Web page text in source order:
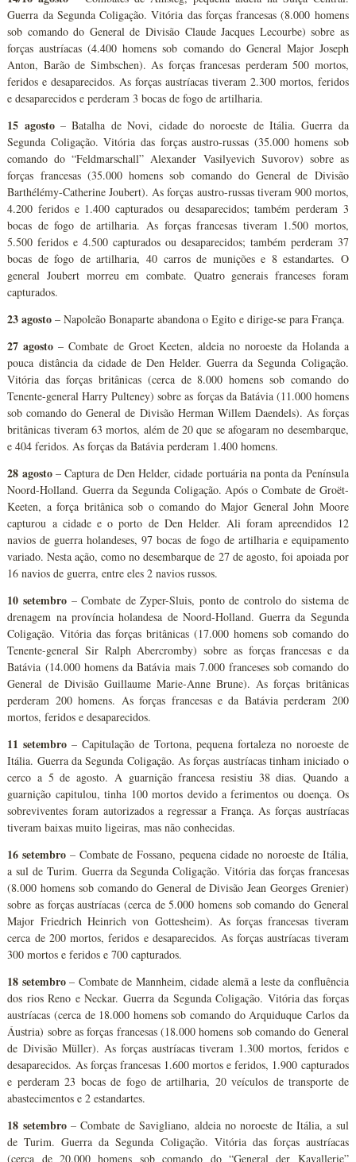
Guerra da Segunda Coligação. Vitória das forças francesas (8.000 homens
sob comando do General de Divisão Claude Jacques Lecourbe) sobre as
forças austríacas (4.400 homens sob comando do General Major Joseph
Anton, Barão de Simbschen). As forças francesas perderam 500 mortos,
feridos e desaparecidos. As forças austríacas tiveram 2.300 mortos, feridos
e desaparecidos e perderam 3 bocas de fogo de artilharia.
15 agosto– Batalha de Novi, cidade do noroeste de Itália. Guerra da
Segunda Coligação. Vitória das forças austro-russas (35.000 homens sob
comando do “Feldmarschall” Alexander Vasilyevich Suvorov) sobre as
forças francesas (35.000 homens sob comando do General de Divisão
Barthélémy-Catherine Joubert). As forças austro-russas tiveram 900 mortos,
4.200 feridos e 1.400 capturados ou desaparecidos; também perderam 3
bocas de fogo de artilharia. As forças francesas tiveram 1.500 mortos,
5.500 feridos e 4.500 capturados ou desaparecidos; também perderam 37
bocas de fogo de artilharia, 40 carros de munições e 8 estandartes. O
general Joubert morreu em combate. Quatro generais franceses foram
capturados.
23 agosto – Napoleão Bonaparte abandona o Egito e dirige-se para França.
27 agosto – Combate de Groet Keeten, aldeia no noroeste da Holanda a
pouca distância da cidade de Den Helder. Guerra da Segunda Coligação.
Vitória das forças britânicas (cerca de 8.000 homens sob comando do
Tenente-general Harry Pulteney) sobre as forças da Batávia (11.000 homens
sob comando do General de Divisão Herman Willem Daendels). As forças
britânicas tiveram 63 mortos, além de 20 que se afogaram no desembarque,
e 404 feridos. As forças da Batávia perderam 1.400 homens.
28 agosto– Captura de Den Helder, cidade portuária na ponta da Península
Noord-Holland. Guerra da Segunda Coligação. Após o Combate de Groët-
Keeten, a força britânica sob o comando do Major General John Moore
capturou a cidade e o porto de Den Helder. Ali foram apreendidos 12
navios de guerra holandeses, 97 bocas de fogo de artilharia e equipamento
variado. Nesta ação, como no desembarque de 27 de agosto, foi apoiada por
16 navios de guerra, entre eles 2 navios russos.
10 setembro – Combate de Zyper-Sluis, ponto de controlo do sistema de
drenagem na província holandesa de Noord-Holland. Guerra da Segunda
Coligação. Vitória das forças britânicas (17.000 homens sob comando do
Tenente-general Sir Ralph Abercromby) sobre as forças francesas e da
Batávia (14.000 homens da Batávia mais 7.000 franceses sob comando do
General de Divisão Guillaume Marie-Anne Brune). As forças britânicas
perderam 200 homens. As forças francesas e da Batávia perderam 200
mortos, feridos e desaparecidos.
11 setembro – Capitulação de Tortona, pequena fortaleza no noroeste de
Itália. Guerra da Segunda Coligação. As forças austríacas tinham iniciado o
cerco a 5 de agosto. A guarnição francesa resistiu 38 dias. Quando a
guarnição capitulou, tinha 100 mortos devido a ferimentos ou doença. Os
sobreviventes foram autorizados a regressar a França. As forças austríacas
tiveram baixas muito ligeiras, mas não conhecidas.
16 setembro – Combate de Fossano, pequena cidade no noroeste de Itália,
a sul de Turim. Guerra da Segunda Coligação. Vitória das forças francesas
(8.000 homens sob comando do General de Divisão Jean Georges Grenier)
sobre as forças austríacas (cerca de 5.000 homens sob comando do General
Major Friedrich Heinrich von Gottesheim). As forças francesas tiveram
cerca de 200 mortos, feridos e desaparecidos. As forças austríacas tiveram
300 mortos e feridos e 700 capturados.
18 setembro– Combate de Mannheim, cidade alemã a leste da confluência
dos rios Reno e Neckar. Guerra da Segunda Coligação. Vitória das forças
austríacas (cerca de 18.000 homens sob comando do Arquiduque Carlos da
Áustria) sobre as forças francesas (18.000 homens sob comando do General
de Divisão Müller). As forças austríacas tiveram 1.300 mortos, feridos e
desaparecidos. As forças francesas 1.600 mortos e feridos, 1.900 capturados
e perderam 23 bocas de fogo de artilharia, 20 veículos de transporte de
abastecimentos e 2 estandartes.
18 setembro– Combate de Savigliano, aldeia no noroeste de Itália, a sul
de Turim. Guerra da Segunda Coligação. Vitória das forças austríacas
(cerca de 20.000 homens sob comando do “General der Kavallerie”